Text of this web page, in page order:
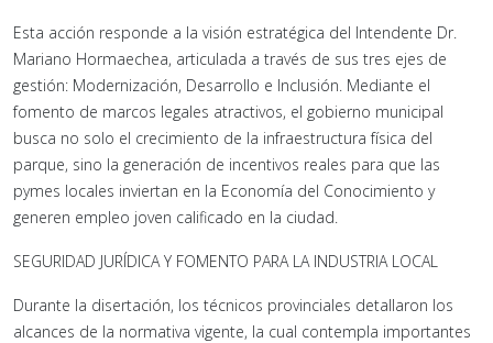
Esta acción responde a la visión estratégica del Intendente Dr.
Mariano Hormaechea, articulada a través de sus tres ejes de
gestión: Modernización, Desarrollo e Inclusión. Mediante el
fomento de marcos legales atractivos, el gobierno municipal
busca no solo el crecimiento de la infraestructura física del
parque, sino la generación de incentivos reales para que las
pymes locales inviertan en la Economía del Conocimiento y
generen empleo joven calificado en la ciudad.
SEGURIDAD JURÍDICA Y FOMENTO PARA LA INDUSTRIA LOCAL
Durante la disertación, los técnicos provinciales detallaron los
alcances de la normativa vigente, la cual contempla importantes